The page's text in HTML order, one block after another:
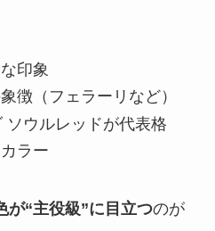
印象
徴（フェラーリなど）
ソウルレッドが代表格
ラー
が“主役級”に目立つのが